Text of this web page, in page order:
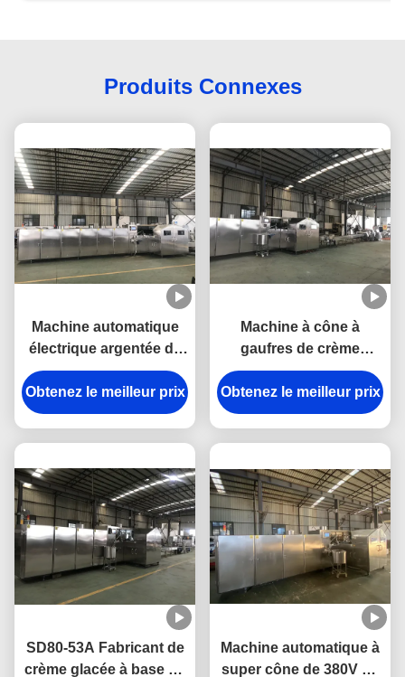
Produits Connexes
Machine automatique
électrique argentée de
cornet de crème glacée
de la couleur 10kg/H
Obtenez le meilleur prix
Machine à cône à
gaufres de crème
glacée à 380V de 4,37
kW contrôlée par
Schneider
Obtenez le meilleur prix
SD80-53A Fabricant de
crème glacée à base de
Machine automatique à
super cône de 380V de